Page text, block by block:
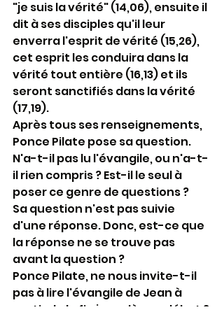
"je suis la vérité" (14,06), ensuite il
dit à ses disciples qu'il leur
enverra l'esprit de vérité (15,26),
cet esprit les conduira dans la
vérité tout entière (16,13) et ils
seront sanctifiés dans la vérité
(17,19).
Après tous ses renseignements,
Ponce Pilate pose sa question.
N'a-t-il pas lu l'évangile, ou n'a-t-
il rien compris ? Est-il le seul à
poser ce genre de questions ?
Sa question n'est pas suivie
d'une réponse. Donc, est-ce que
la réponse ne se trouve pas
avant la question ?
Ponce Pilate, ne nous invite-t-il
pas à lire l'évangile de Jean à
partir de la fin jusqu'à son début ?